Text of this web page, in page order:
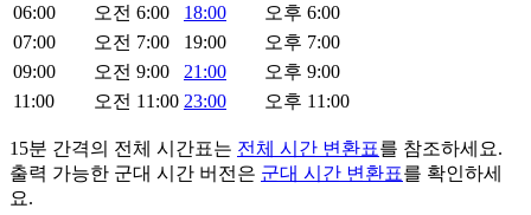
06:00
오전 6:00 18:00
오후 6:00
07:00
오전 7:00 19:00
오후 7:00
09:00
오전 9:00 21:00
오후 9:00
11:00
오전 11:00 23:00 오후 11:00
15분 간격의 전체 시간표는 전체 시간 변환표를 참조하세요.
출력 가능한 군대 시간 버전은 군대 시간 변환표를 확인하세
요.